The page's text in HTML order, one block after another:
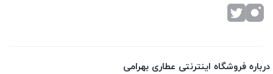
درباره فروشگاه اینترنتی عطاری بهرامی